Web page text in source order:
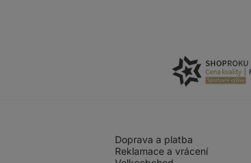
Doprava a platba
Reklamace a vrácení